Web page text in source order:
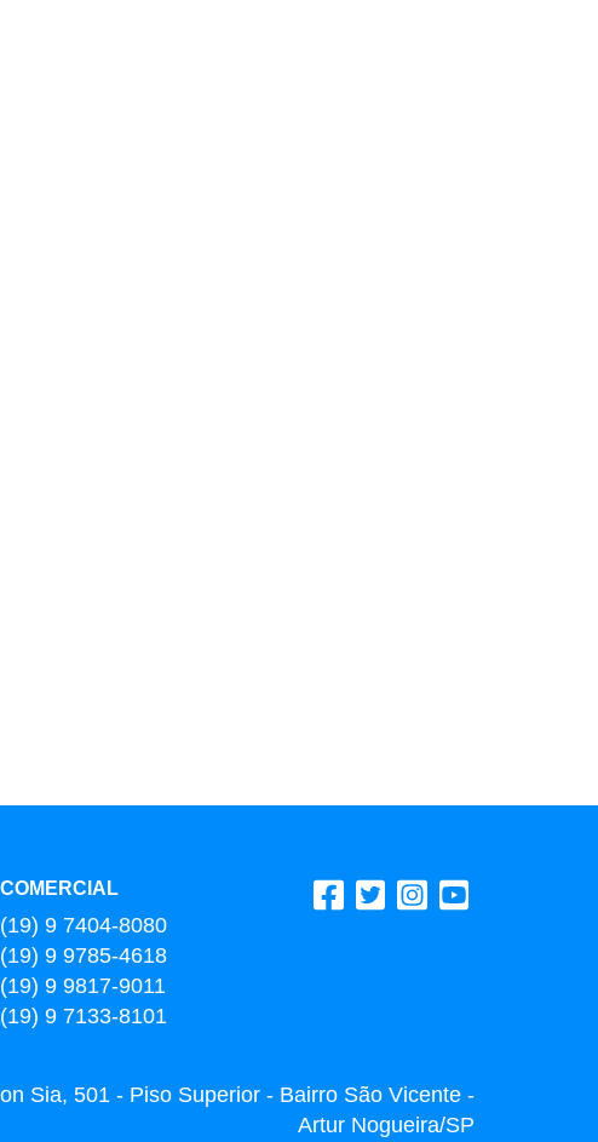
COMERCIAL
(19) 9 7404-8080
(19) 9 9785-4618
(19) 9 9817-9011
(19) 9 7133-8101
Sia, 501 - Piso Superior - Bairro São Vicente -
Artur Nogueira/SP